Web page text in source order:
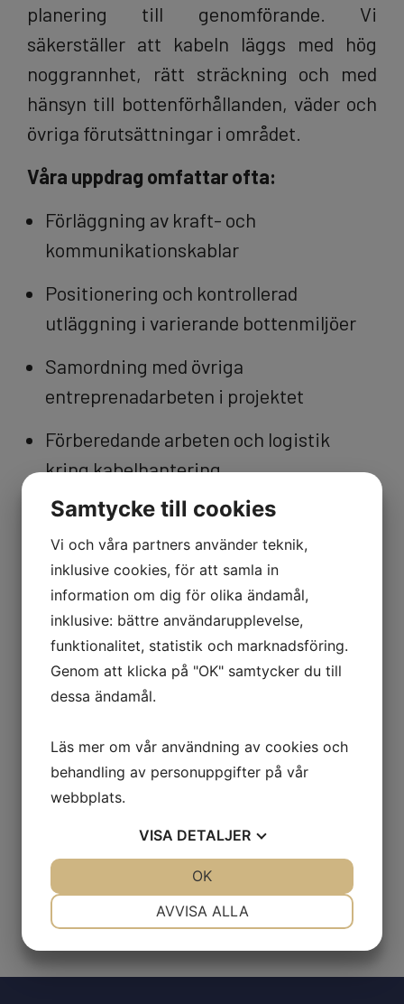
planering till genomförande. Vi
säkerställer att kabeln läggs med hög
noggrannhet, rätt sträckning och med
hänsyn till bottenförhållanden, väder och
övriga förutsättningar i området.
Våra uppdrag omfattar ofta:
Förläggning av kraft- och
kommunikationskablar
Positionering och kontrollerad
utläggning i varierande bottenmiljöer
Samordning med övriga
entreprenadarbeten i projektet
Förberedande arbeten och logistik
kring kabelhantering
Stöd vid installationer i hamn- och
kustmiljö
Vi är vana att arbeta i projekt där flera
aktörer är involverade och där tidplanen är
avgörande. Genom noggrann planering
och tät dialog säkerställer vi ett effektivt
genomförande med hög kvalitet i varje
Vårt fokus är att leverera en säker och
driftsäker installation som uppfyller
projektets krav – från första meter till
färdig förläggning.
Samtycke till cookies
Vi och våra partners använder teknik,
inklusive cookies, för att samla in
information om dig för olika ändamål,
inklusive: bättre användarupplevelse,
funktionalitet, statistik och marknadsföring.
Genom att klicka på "OK" samtycker du till
dessa ändamål.
Läs mer om vår användning av cookies och
behandling av personuppgifter på vår
webbplats.
VISA DETALJER
AVVISA ALLA
OK